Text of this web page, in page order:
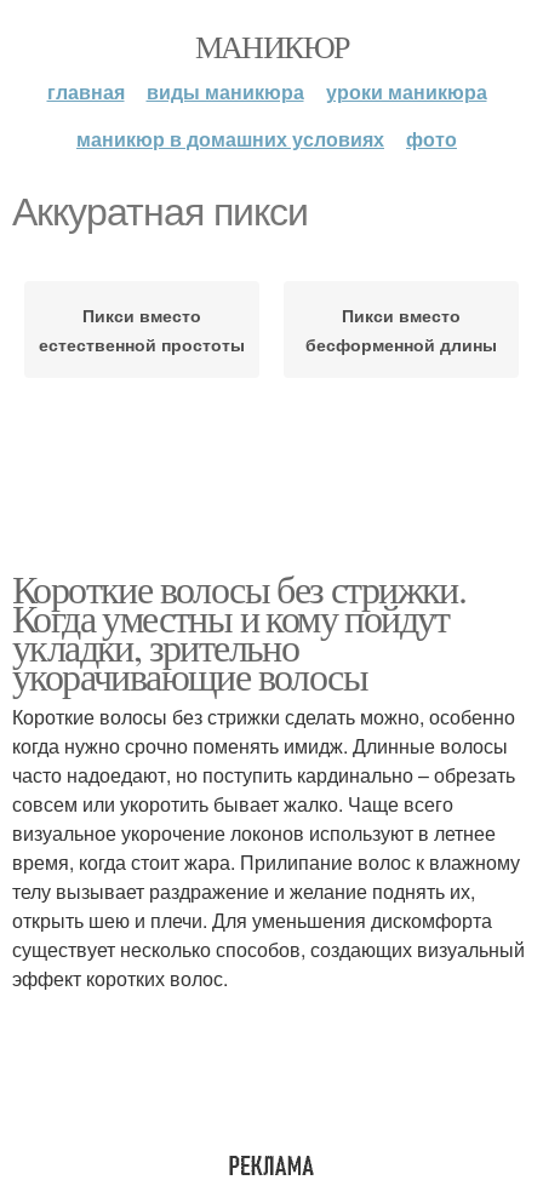
МАНИКЮР
главная виды маникюра
уроки маникюра
маникюр в домашних условиях
фото
Аккуратная пикси
Пикси вместо
естественной простоты
Пикси вместо
бесформенной длины
Короткие волосы без стрижки.
Когда уместны и кому пойдут
укладки, зрительно
укорачивающие волосы
Короткие волосы без стрижки сделать можно, особенно
когда нужно срочно поменять имидж. Длинные волосы
часто надоедают, но поступить кардинально – обрезать
совсем или укоротить бывает жалко. Чаще всего
визуальное укорочение локонов используют в летнее
время, когда стоит жара. Прилипание волос к влажному
телу вызывает раздражение и желание поднять их,
открыть шею и плечи. Для уменьшения дискомфорта
существует несколько способов, создающих визуальный
эффект коротких волос.